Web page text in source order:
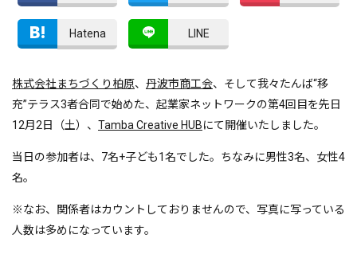
Hatena LINE
株式会社まちづくり柏原、 丹波市商工会、そして我々たんば“移
充”テラス3者合同で始めた、起業家ネットワークの第4回目を先日
12月2日（土）、 Tamba Creative HUBにて開催いたしました。
当日の参加者は、7名+子ども1名でした。ちなみに男性3名、女性4
名。
※なお、関係者はカウントしておりませんので、写真に写っている
人数は多めになっています。